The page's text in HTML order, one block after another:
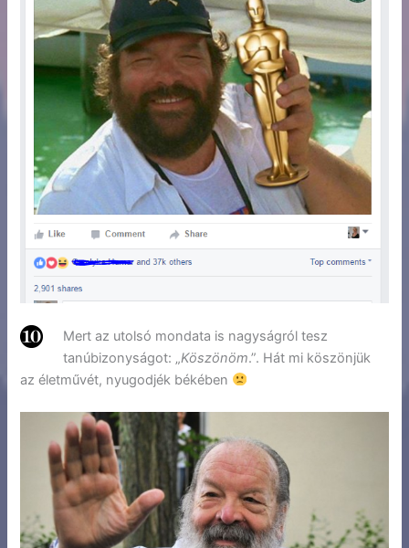
Mert az utolsó mondata is nagyságról tesz
tanúbizonyságot: „Köszönöm.”. Hát mi köszönjük
az életművét, nyugodjék békében